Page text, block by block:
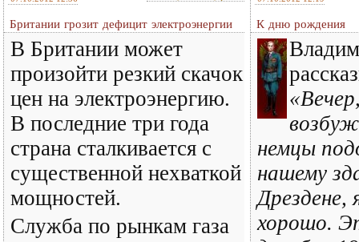
Британии грозит дефицит электроэнергии
В Британии может
произойти резкий скачок
цен на электроэнергию.
В последние три года
страна сталкивается с
существенной нехваткой
мощностей.
Служба по рынкам газа
К дню рождения
немцы
нашему
Дрездене,
хорошо.